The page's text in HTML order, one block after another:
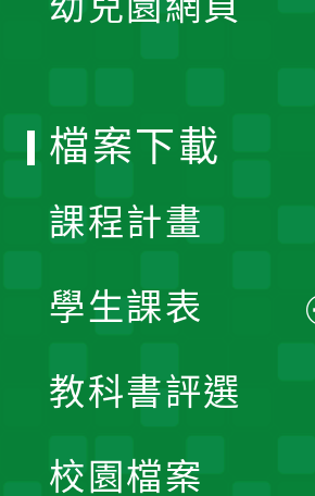
檔案下載
課程計畫
學生課表
教科書評選
校園檔案